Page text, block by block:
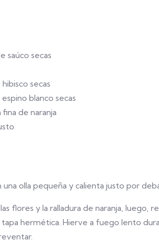
saúco secas
secas
blanco secas
de naranja
olla pequeña y calienta justo por
flores y la ralladura de naranja, luego,
tapa hermética. Hierve a fuego lento